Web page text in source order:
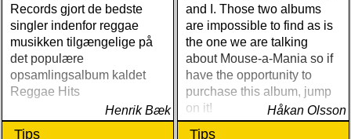
Records gjort de bedste
singler indenfor reggae
musikken tilgængelige på
det populære
opsamlingsalbum kaldet
Reggae Hits
Henrik Bæk
and I. Those two albums
are impossible to find as is
the one we are talking
about Mouse-a-Mania so if
have the opportunity to
purchase this album, jump
on it!
Håkan Olsson
Tips Tips